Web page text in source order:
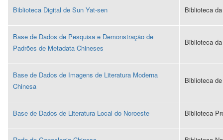
Biblioteca Digital de Sun Yat-sen Biblioteca
Base de Dados de Pesquisa e Demonstração de
Padrões de Metadata Chineses
Biblioteca
Base de Dados de Imagens de Literatura Moderna
Chinesa
Biblioteca
Base de Dados de Literatura Local do Noroeste Biblioteca